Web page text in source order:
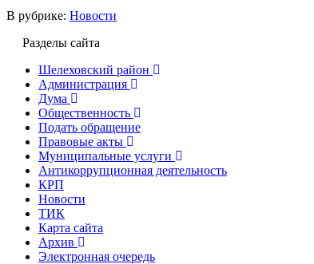
В рубрике: Новости
Разделы сайта
Шелеховский район
Администрация
Дума
Общественность
Подать обращение
Правовые акты
Муниципальные услуги
Антикоррупционная деятельность
КРП
Новости
ТИК
Карта сайта
Архив
Электронная очередь